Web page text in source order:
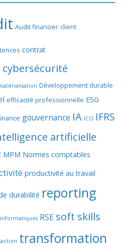
Audit financier client
contrat
cybersécurité
Développement durable
efficacité professionnelle ESG
gouvernance IA ICO IFRS
artificielle
MPM Normes comptables
productivité au travail
durabilité reporting
informatiques RSE soft skills
transformation